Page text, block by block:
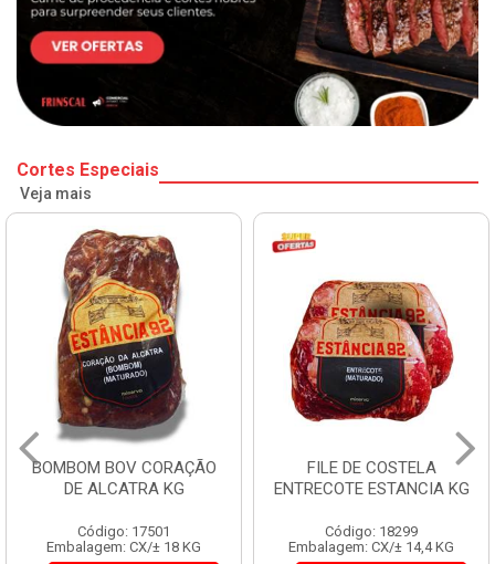
Cortes Especiais
Veja mais
BOMBOM BOV CORAÇÃO
DE ALCATRA KG
Código: 17501
Embalagem: CX/± 18 KG
FILE DE COSTELA
ENTRECOTE ESTANCIA KG
Código: 18299
Embalagem: CX/± 14,4 KG